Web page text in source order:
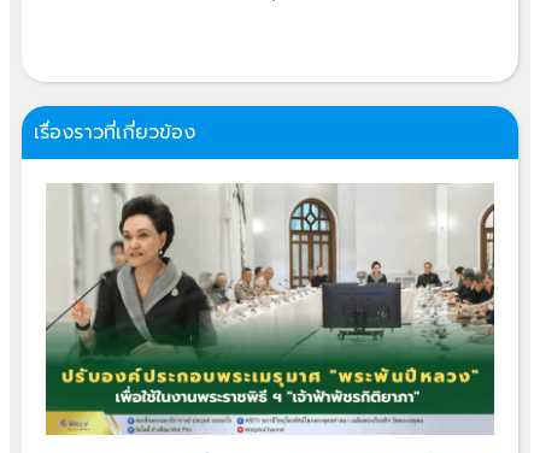
เรื่องราวที่เกี่ยวข้อง